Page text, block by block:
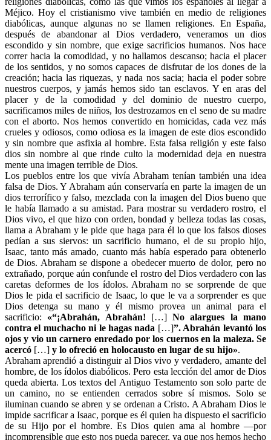
Méjico. Hoy el cristianismo vive también en medio de religiones
diabólicas, aunque algunas no se llamen religiones. En España,
después de abandonar al Dios verdadero, veneramos un dios
escondido y sin nombre, que exige sacrificios humanos. Nos hace
correr hacia la comodidad, y no hallamos descanso; hacia el placer
de los sentidos, y no somos capaces de disfrutar de los dones de la
creación; hacia las riquezas, y nada nos sacia; hacia el poder sobre
nuestros cuerpos, y jamás hemos sido tan esclavos. Y en aras del
placer y de la comodidad y del dominio de nuestro cuerpo,
sacrificamos miles de niños, los destrozamos en el seno de su madre
con el aborto. Nos hemos convertido en homicidas, cada vez más
crueles y odiosos, como odiosa es la imagen de este dios escondido
y sin nombre que asfixia al hombre. Esta falsa religión y este falso
dios sin nombre al que rinde culto la modernidad deja en nuestra
mente una imagen terrible de Dios.
Los pueblos entre los que vivía Abraham tenían también una idea
falsa de Dios. Y Abraham aún conservaría en parte la imagen de un
dios terrorífico y falso, mezclada con la imagen del Dios bueno que
le había llamado a su amistad. Para mostrar su verdadero rostro, el
Dios vivo, el que hizo con orden, bondad y belleza todas las cosas,
llama a Abraham y le pide que haga para él lo que los falsos dioses
pedían a sus siervos: un sacrificio humano, el de su propio hijo,
Isaac, tanto más amado, cuanto más había esperado para obtenerlo
de Dios. Abraham se dispone a obedecer muerto de dolor, pero no
extrañado, porque aún confunde el rostro del Dios verdadero con las
caretas deformes de los ídolos. Abraham no se sorprende de que
Dios le pida el sacrificio de Isaac, lo que le va a sorprender es que
Dios detenga su mano y él mismo provea un animal para el
sacrificio: «“¡Abrahán, Abrahán! […]No alargues la mano
contra el muchacho ni le hagas nada […]”. Abrahán levantó los
ojos y vio un carnero enredado por los cuernos en la maleza. Se
acercó […] y lo ofreció en holocausto en lugar de su hijo».
Abraham aprendió a distinguir al Dios vivo y verdadero, amante del
hombre, de los ídolos diabólicos. Pero esta lección del amor de Dios
queda abierta. Los textos del Antiguo Testamento son solo parte de
un camino, no se entienden cerrados sobre sí mismos. Solo se
iluminan cuando se abren y se ordenan a Cristo. A Abraham Dios le
impide sacrificar a Isaac, porque es él quien ha dispuesto el sacrificio
de su Hijo por el hombre. Es Dios quien ama al hombre —por
incomprensible que esto nos pueda parecer, ya que nos hemos hecho